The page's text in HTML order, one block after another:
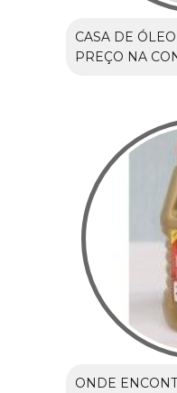
CASA DE
PREÇO NA
ONDE